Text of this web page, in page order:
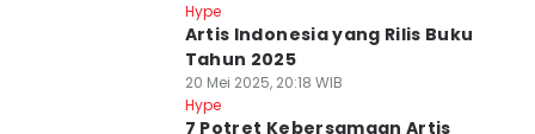
Hype
Artis Indonesia yang Rilis Buku
Tahun 2025
20 Mei 2025, 20:18 WIB
Hype
7 Potret Kebersamaan Artis